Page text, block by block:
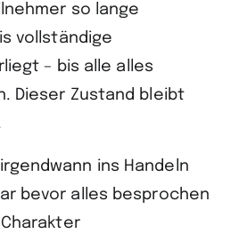
so lange
vollständige
– bis alle alles
Dieser Zustand bleibt
ins Handeln
bevor alles besprochen